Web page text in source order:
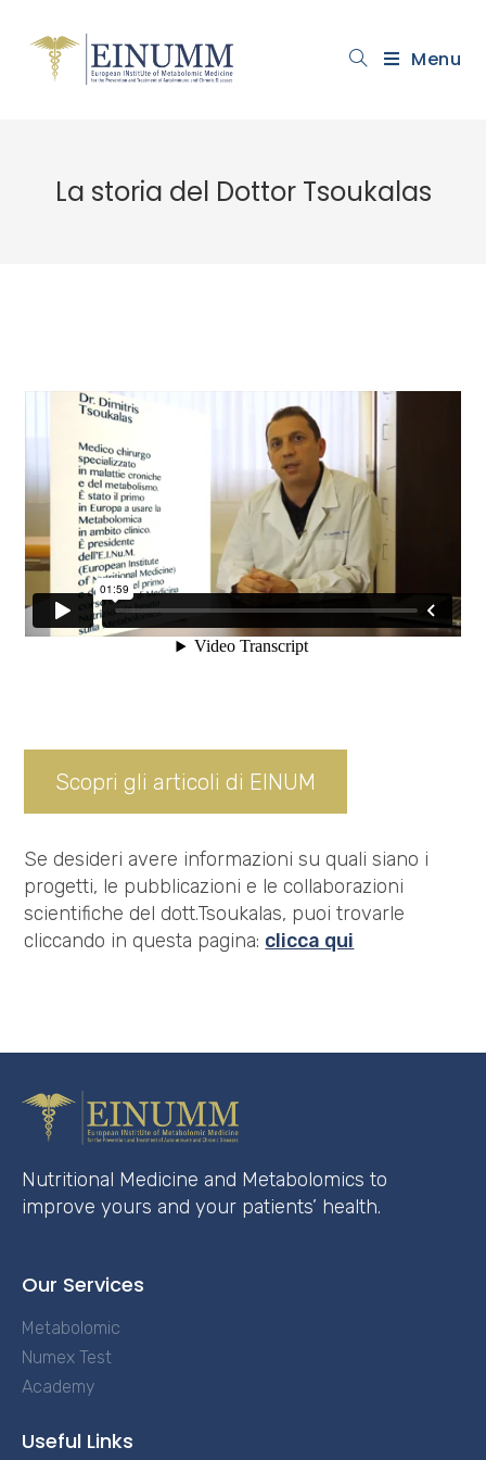
Menu
La storia del Dottor Tsoukalas
Scopri gli articoli di EINUM
Se desideri avere informazioni su quali siano i
progetti, le pubblicazioni e le collaborazioni
scientifiche del dott.Tsoukalas, puoi trovarle
cliccando in questa pagina: clicca qui
Nutritional Medicine and Metabolomics to
improve yours and your patients’ health.
Our Services
Metabolomic
Numex Test
Academy
Useful Links